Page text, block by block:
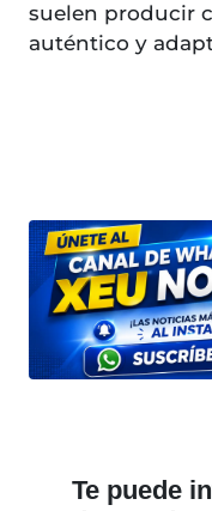
suelen producir
auténtico y
Te puede